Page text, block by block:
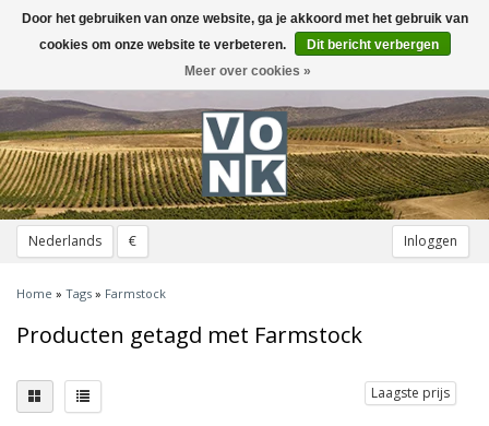
Nederlands € Inloggen
Toggle
navigation
Home » Tags » Farmstock
Producten getagd met Farmstock
Laagste prijs
Door het gebruiken van onze website, ga je akkoord met het gebruik van
cookies om onze website te verbeteren.
Dit bericht verbergen
Meer over cookies »